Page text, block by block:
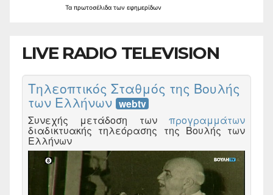
Τα πρωτοσέλιδα των εφημερίδων
LIVE RADIO TELEVISION